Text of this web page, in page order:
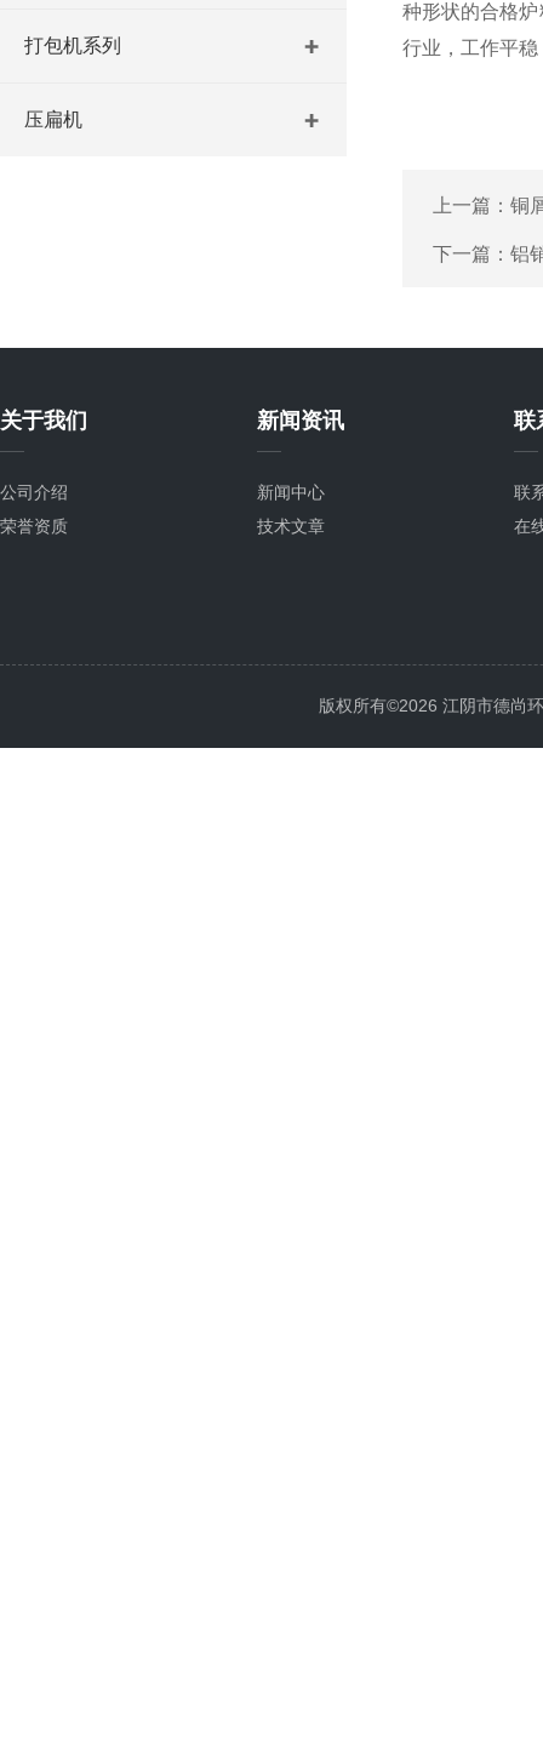
打包机系列
压扁机
种形状的合格
行业，工作平
上一篇： 铜
下一篇： 铝
关于我们
公司介绍
荣誉资质
新闻资讯
新闻中心
技术文章
联
联
在
版权所有©2026 江阴市德尚